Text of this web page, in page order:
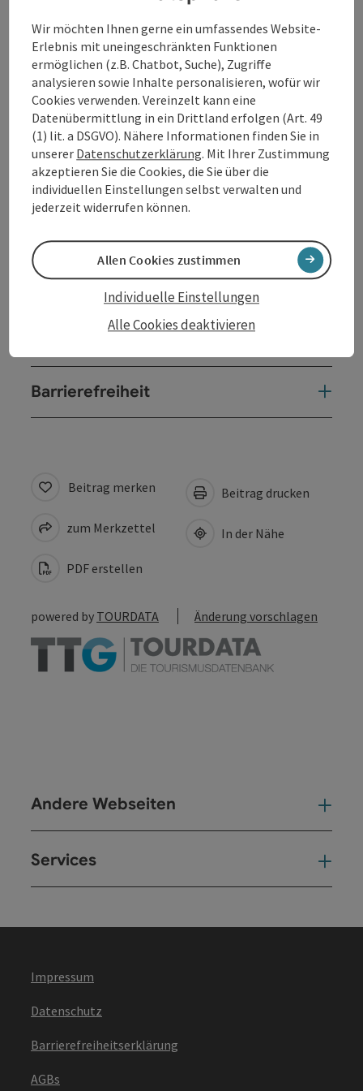
seinen historischen Elementen, der ...
Beschreibung vollständig anzeigen
Kontakt
Öffnungszeiten
Anreise/Lage
Barrierefreiheit
Beitrag merken
zum Merkzettel
PDF erstellen
Beitrag drucken
In der Nähe
powered by TOURDATA Änderung vorschlagen
Andere Webseiten
Services
Impressum
Datenschutz
Barrierefreiheitserklärung
AGBs
Wir möchten Ihnen gerne ein umfassendes Website-
Erlebnis mit uneingeschränkten Funktionen
ermöglichen (z.B. Chatbot, Suche), Zugriffe
analysieren sowie Inhalte personalisieren, wofür wir
Cookies verwenden. Vereinzelt kann eine
Datenübermittlung in ein Drittland erfolgen (Art. 49
(1) lit. a DSGVO). Nähere Informationen finden Sie in
unserer Datenschutzerklärung. Mit Ihrer Zustimmung
akzeptieren Sie die Cookies, die Sie über die
individuellen Einstellungen selbst verwalten und
jederzeit widerrufen können.
Alle Cookies deaktivieren
Individuelle Einstellungen
Allen Cookies zustimmen